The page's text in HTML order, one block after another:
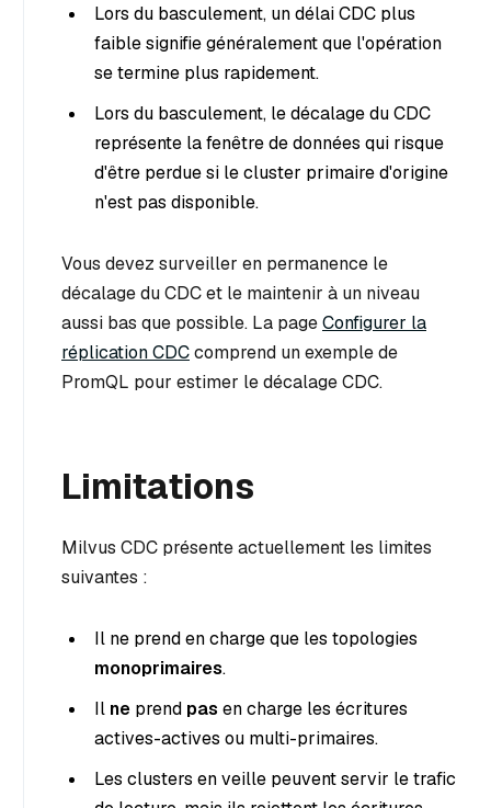
Lors du basculement, un délai CDC plus
faible signifie généralement que l'opération
se termine plus rapidement.
Lors du basculement, le décalage du CDC
représente la fenêtre de données qui risque
d'être perdue si le cluster primaire d'origine
n'est pas disponible.
Vous devez surveiller en permanence le
décalage du CDC et le maintenir à un niveau
aussi bas que possible. La pageConfigurer la
réplication CDCcomprend un exemple de
PromQL pour estimer le décalage CDC.
Limitations
Milvus CDC présente actuellement les limites
suivantes :
Il ne prend en charge que les topologies
monoprimaires.
Il ne prend pas en charge les écritures
actives-actives ou multi-primaires.
Les clusters en veille peuvent servir le trafic